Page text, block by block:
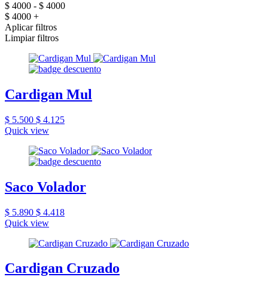
$ 4000 - $ 4000
$ 4000 +
Aplicar filtros
Limpiar filtros
Cardigan Mul
$ 5.500 $ 4.125
Quick view
Saco Volador
$ 5.890 $ 4.418
Quick view
Cardigan Cruzado